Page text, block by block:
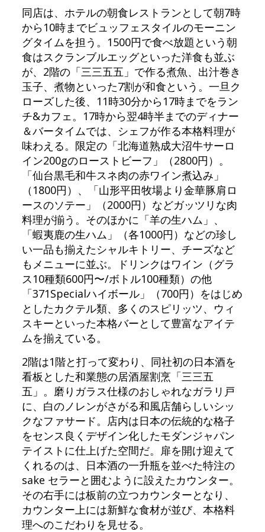
同店は、ホテルの朝食レストランとして朝7時
から10時までビュッフェスタイルのモーニン
グタイムを担う。1500円で食べ放題という朝
食はスクランブルエッグといった洋食も並ぶ
が、2階の「三三五五」で作る煮魚、出汁巻き
玉子、煮物といった7割が和食という。一旦ク
ローズした後、11時30分から17時までをラン
チ&カフェ。17時から翌4時半までのディナー
＆バータイムでは、シェフが作る本格料理が
味わえる。限定の「北海道熟成大沼牛サーロ
イン200gのローストビーフ」（2800円）。
「仙台黒毛和牛スネ肉の赤ワイン煮込み」
（1800円）、「山形平田牧場より金華豚肩ロ
ースのソテー」（2000円）などガッツリな肉
料理が揃う。そのほかに「羊の生ハム」、
「蝦夷鹿の生ハム」（各1000円）などの珍し
い一品も揃えたシャルキトリー、チーズなど
もメニューに並ぶ。ドリンクはワイン（グラ
ス10種類600円〜/ボトル100種類）の他
「371Specialハイボール」（700円）をはじめ
としたカクテル類、多くのスピリッツ、ウィ
スキーといった本格バーとして豊富なアイテ
ムを揃えている。
2階は1階と打って変わり、同社初の日本酒を
看板とした和業態の居酒屋割烹「三三五
五」。磨りガラス仕様のおしゃれなガラリ戸
に、白のノレンがさがる和風店舗らしいシッ
クなファサード。店内は日本の伝統的な格子
をセンス良くデザイン化したモダンジャパン
テイストに仕上げた空間だ。扉を開け迎えて
くれるのは、日本酒の一升瓶を並べた特注の
sake セラーと囲むように設えたカウンター。
その右手には板前の立つカウンターとなり、
カウンター上には新鮮な食材が並び、本格料
理へのこだわりを見せる。